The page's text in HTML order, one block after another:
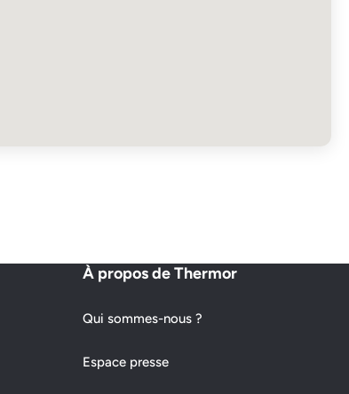
À propos de Thermor
Qui sommes-nous ?
Espace presse